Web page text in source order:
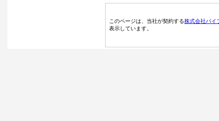
このページは、当社が契約する株式会社パイ
表示しています。